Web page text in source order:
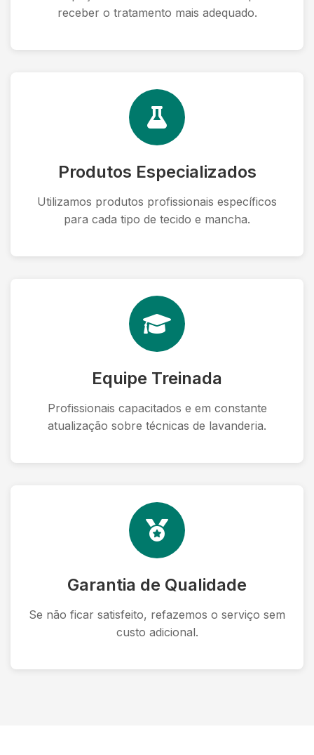
receber o tratamento mais adequado.
Produtos Especializados
Utilizamos produtos profissionais específicos
para cada tipo de tecido e mancha.
Equipe Treinada
Profissionais capacitados e em constante
atualização sobre técnicas de lavanderia.
Garantia de Qualidade
Se não ficar satisfeito, refazemos o serviço sem
custo adicional.